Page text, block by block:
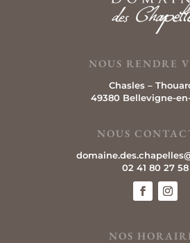
NOUS RENDRE
Chasles –
49380 Bellevigne-
NOUS
02 41 80 27 58
NOS